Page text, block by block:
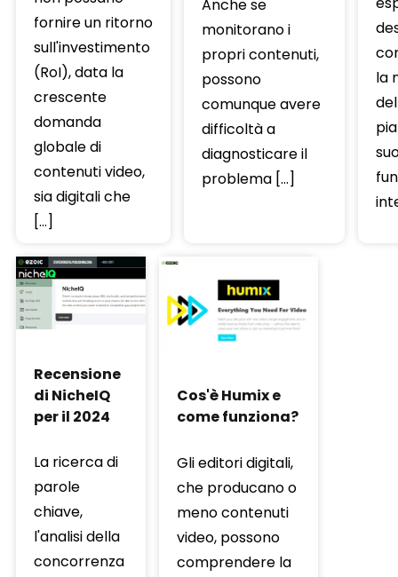
fornire un ritorno
sull'investimento
(RoI), data la
crescente
domanda
globale di
contenuti video,
sia digitali che
[…]
Anche se
monitorano i
propri contenuti,
possono
comunque avere
difficoltà a
diagnosticare il
problema […]
la
Recensione
di NicheIQ
per il 2024
La ricerca di
parole
chiave,
l'analisi della
concorrenza
Cos'è Humix e
come funziona?
Gli editori digitali,
che producano o
meno contenuti
video, possono
comprendere la